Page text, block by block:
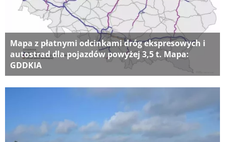
Mapa z płatnymi odcinkami dróg ekspresowych i
autostrad dla pojazdów powyżej 3,5 t. Mapa:
GDDKIA